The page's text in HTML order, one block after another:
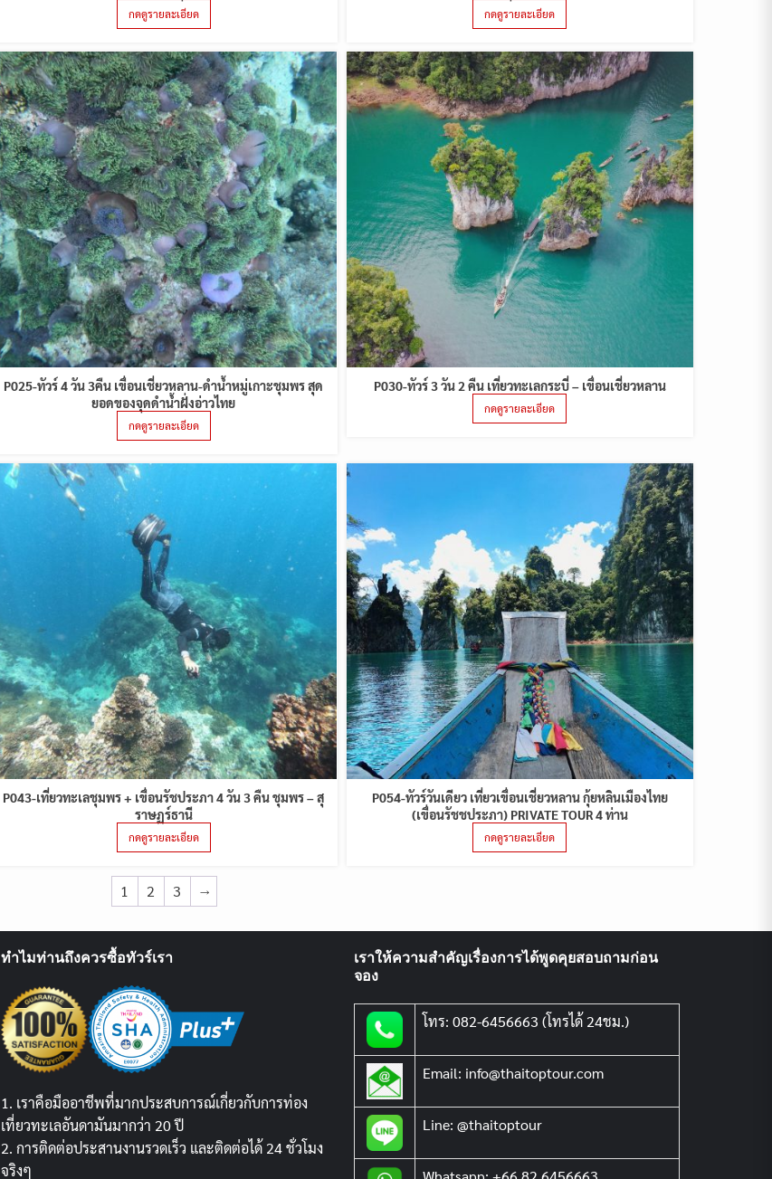
กดดูรายละเอียด กดดูรายละเอียด
P025-ทัวร์ 4 วัน 3คืน เขื่อนเชี่ยวหลาน-ดำน้ำหมู่เกาะชุมพร สุด
ยอดของจุดดำน้ำฝั่งอ่าวไทย
กดดูรายละเอียด
P030-ทัวร์ 3 วัน 2 คืน เที่ยวทะเลกระบี่ – เขื่อนเชี่ยวหลาน
กดดูรายละเอียด
P043-เที่ยวทะเลชุมพร + เขื่อนรัชประภา 4 วัน 3 คืน ชุมพร – สุ
ราษฏร์ธานี
กดดูรายละเอียด
P054-ทัวร์วันเดียว เที่ยวเขื่อนเชี่ยวหลาน กุ้ยหลินเมืองไทย
(เขื่อนรัชชประภา) PRIVATE TOUR 4 ท่าน
กดดูรายละเอียด
1 2 3 →
ทำไมท่านถึงควรซื้อทัวร์เรา
1. เราคือมืออาชีพที่มากประสบการณ์เกี่ยวกับการท่อง
เที่ยวทะเลอันดามันมากว่า 20 ปี
2. การติดต่อประสานงานรวดเร็ว และติดต่อได้ 24 ชั่วโมง
จริงๆ
เราให้ความสำคัญเรื่องการได้พูดคุยสอบถามก่อน
จอง
โทร: 082-6456663 (โทรได้ 24ชม.)
Email: info@thaitoptour.com
Line: @thaitoptour